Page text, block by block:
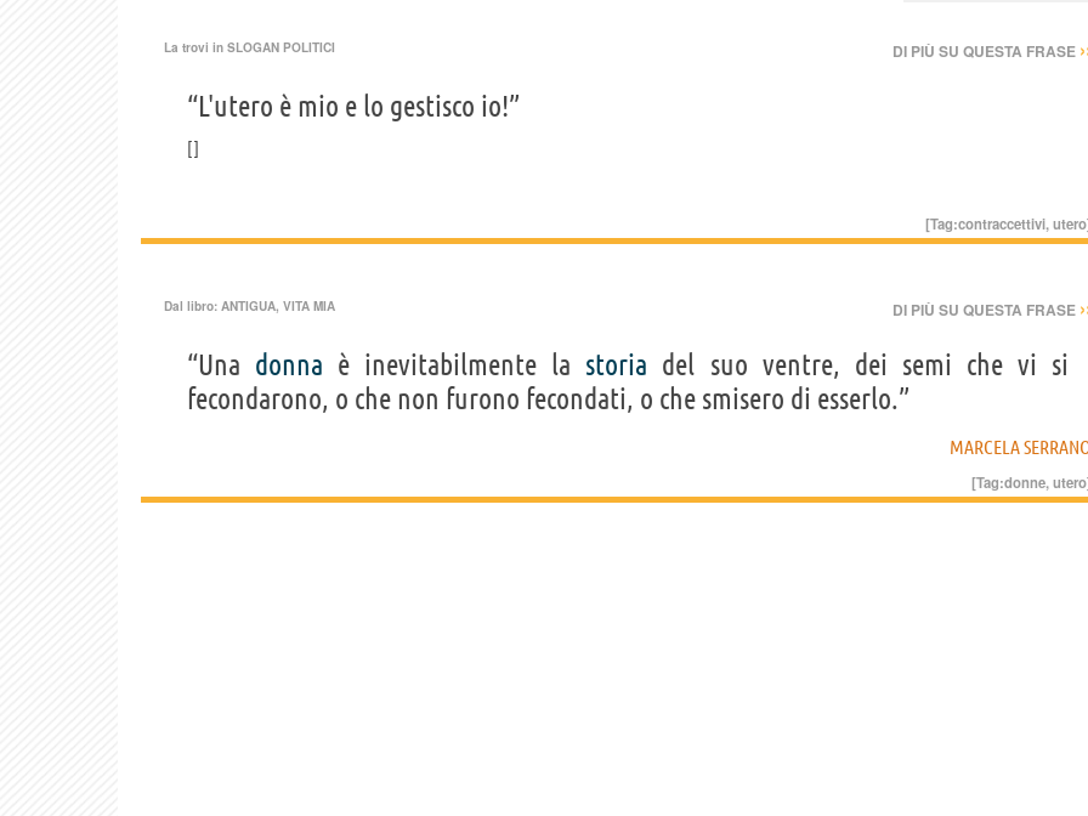
La trovi in SLOGAN POLITICI DI PIÙ SU QUESTA FRASE
“L'utero è mio e lo gestisco io!”
[Tag:contraccettivi,utero
Dal libro: ANTIGUA, VITA MIA DI PIÙ SU QUESTA FRASE
“Una donna è inevitabilmente la storia del suo ventre, dei semi che vi si
fecondarono, o che non furono fecondati, o che smisero di esserlo.”
MARCELA
[Tag:donne,utero